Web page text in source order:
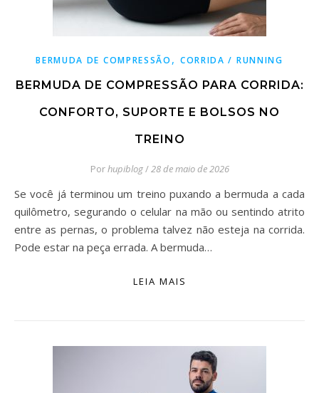
BERMUDA DE COMPRESSÃO , CORRIDA / RUNNING
BERMUDA DE COMPRESSÃO PARA CORRIDA:
CONFORTO, SUPORTE E BOLSOS NO
TREINO
Porhupiblog/28 de maio de 2026
Se você já terminou um treino puxando a bermuda a cada
quilômetro, segurando o celular na mão ou sentindo atrito
entre as pernas, o problema talvez não esteja na corrida.
Pode estar na peça errada. A bermuda…
LEIA MAIS